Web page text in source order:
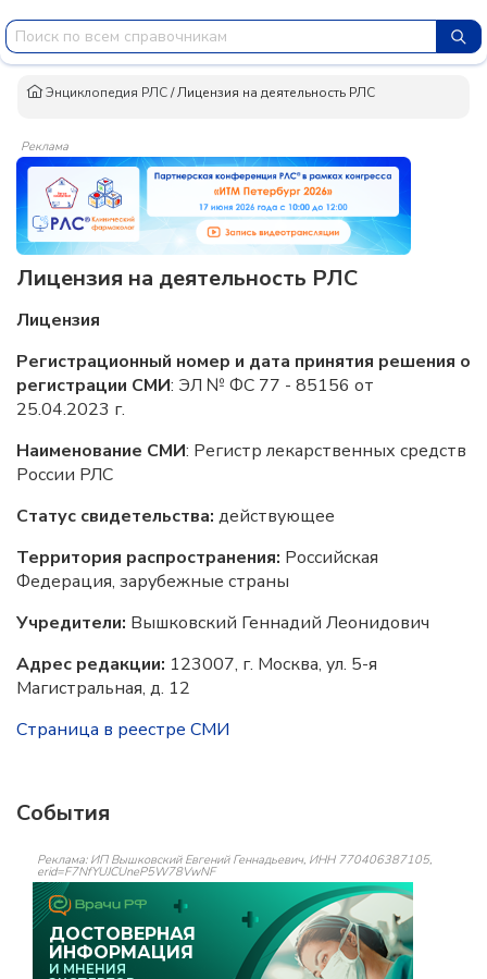
Энциклопедия РЛС/Лицензия на деятельность РЛС
Реклама
Лицензия на деятельность РЛС
Лицензия
Регистрационный номер и дата принятия решения о
регистрации СМИ: ЭЛ № ФС 77 - 85156 от
25.04.2023 г.
Наименование СМИ: Регистр лекарственных средств
России РЛС
Статус свидетельства: действующее
Территория распространения: Российская
Федерация, зарубежные страны
Учредители: Вышковский Геннадий Леонидович
Адрес редакции: 123007, г. Москва, ул. 5-я
Магистральная, д. 12
Страница в реестре СМИ
События
Реклама: ИП Вышковский Евгений Геннадьевич, ИНН 770406387105,
erid=F7NfYUJCUneP5W78VwNF